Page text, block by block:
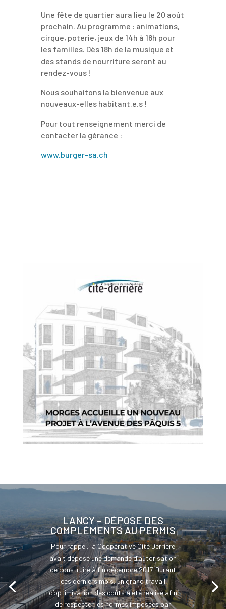
Une fête de quartier aura lieu le 20 août
prochain. Au programme : animations,
cirque, poterie, jeux de 14h à 18h pour
les familles. Dès 18h de la musique et
des stands de nourriture seront au
rendez-vous !
Nous souhaitons la bienvenue aux
nouveaux-elles habitant.e.s !
Pour tout renseignement merci de
contacter la gérance :
www.burger-sa.ch
LANCY – DÉPOSE DES
COMPLÉMENTS AU PERMIS
Pour rappel, la Coopérative Cité Derrière
avait déposé une demande d’autorisation
de construire à fin décembre 2017. Durant
ces derniers mois, un grand travail
d’optimisation des coûts a été réalisé afin
de respecter les normes imposées par